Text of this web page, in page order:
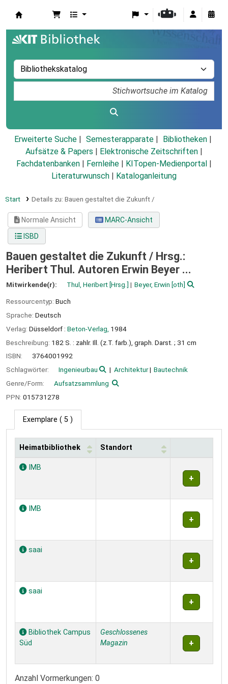
Erweiterte Suche Semesterapparate
Bibliotheken
Aufsätze & Papers
Elektronische Zeitschriften
Fachdatenbanken
Fernleihe KITopen-Medienportal
Literaturwunsch
Kataloganleitung
Start Details zu: Bauen gestaltet die Zukunft /
Normale Ansicht
MARC-Ansicht
ISBD
Bauen gestaltet die Zukunft / Hrsg.:
Heribert Thul. Autoren Erwin Beyer ...
Mitwirkende(r): Thul, Heribert [Hrsg.] Beyer, Erwin [oth]
Ressourcentyp: Buch
Sprache: Deutsch
Verlag: Düsseldorf : Beton-Verlag, 1984
Beschreibung: 182 S. : zahlr. Ill. (z.T. farb.), graph. Darst. ; 31 cm
ISBN:
3764001992
Schlagwörter:
Ingenieurbau Architektur
Bautechnik
Genre/Form:
Aufsatzsammlung
PPN: 015731278
Exemplare ( 5 )
Exemplare
Heimatbibliothek Standort
IMB
IMB
saai
saai
Bibliothek Campus
Süd
Geschlossenes
Magazin
Anzahl Vormerkungen: 0